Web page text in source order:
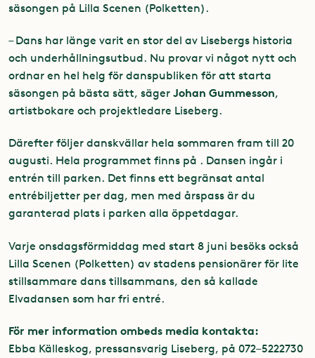
säsongen på Lilla Scenen (Polketten).
– Dans har länge varit en stor del av Lisebergs historia
och underhållningsutbud. Nu provar vi något nytt och
ordnar en hel helg för danspubliken för att starta
säsongen på bästa sätt, säger Johan Gummesson,
artistbokare och projektledare Liseberg.
Därefter följer danskvällar hela sommaren fram till 20
augusti. Hela programmet finns på . Dansen ingår i
entrén till parken. Det finns ett begränsat antal
entrébiljetter per dag, men med årspass är du
garanterad plats i parken alla öppetdagar.
Varje onsdagsförmiddag med start 8 juni besöks också
Lilla Scenen (Polketten) av stadens pensionärer för lite
stillsammare dans tillsammans, den så kallade
Elvadansen som har fri entré.
För mer information ombeds media kontakta:
Ebba Källeskog, pressansvarig Liseberg, på 072–5222730